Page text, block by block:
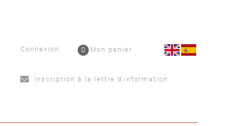
Connexion Mon panier
0
Inscription à la lettre d'information